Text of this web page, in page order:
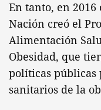
En tanto, en
Nación creó el
Alimentación
Obesidad, que
políticas públicas
sanitarios de la